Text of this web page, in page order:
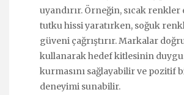
uyandırır. Örneğin, sıcak renkler
tutku hissi yaratırken, soğuk
güveni çağrıştırır. Markalar
kullanarak hedef kitlesinin
kurmasını sağlayabilir ve pozitif
deneyimi sunabilir.